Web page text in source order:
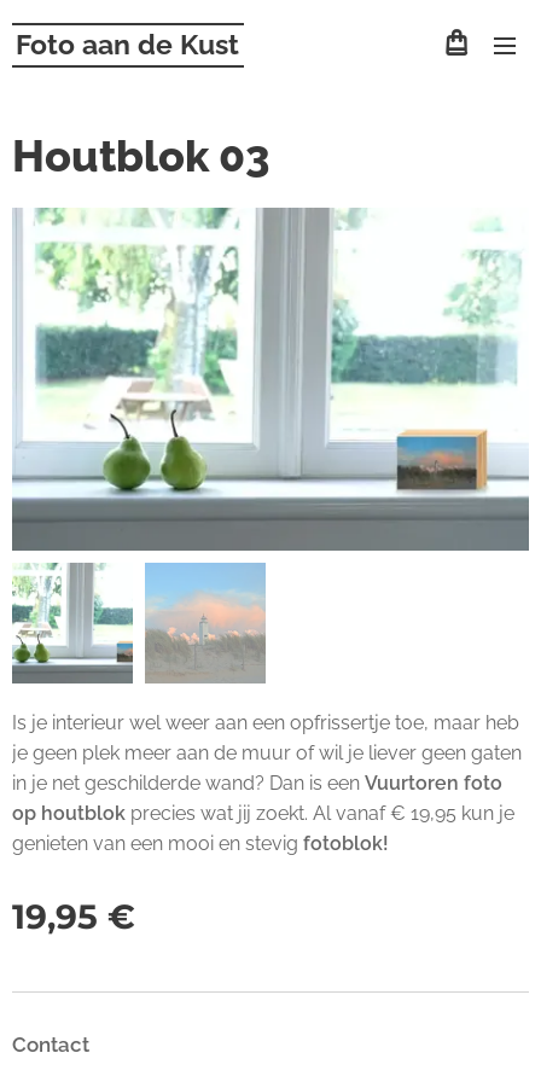
Foto aan de Kust
Houtblok 03
Is je interieur wel weer aan een opfrissertje toe, maar heb
je geen plek meer aan de muur of wil je liever geen gaten
in je net geschilderde wand? Dan is een Vuurtoren foto
op houtblok precies wat jij zoekt. Al vanaf € 19,95 kun je
genieten van een mooi en stevig fotoblok!
19,95 €
Contact